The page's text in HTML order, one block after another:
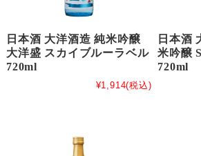
日本酒 大洋酒造 純米吟醸
大洋盛 スカイブルーラベル
720ml
¥1,914(税込)
日本酒
米吟醸
720ml